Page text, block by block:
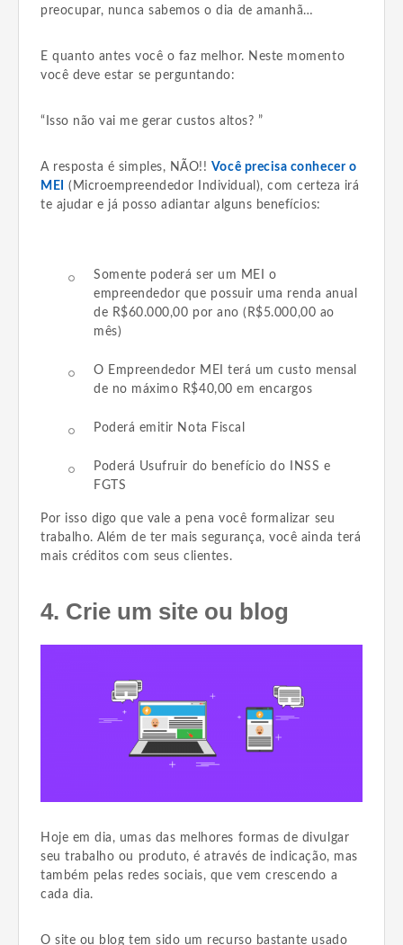
preocupar, nunca sabemos o dia de amanhã…
E quanto antes você o faz melhor. Neste momento
você deve estar se perguntando:
“Isso não vai me gerar custos altos? ”
A resposta é simples, NÃO!! Você precisa conhecer o
MEI
(Microempreendedor Individual), com certeza irá
te ajudar e já posso adiantar alguns benefícios:
Somente poderá ser um MEI o
empreendedor que possuir uma renda anual
de R$60.000,00 por ano (R$5.000,00 ao
mês)
O Empreendedor MEI terá um custo mensal
de no máximo R$40,00 em encargos
Poderá emitir Nota Fiscal
Poderá Usufruir do benefício do INSS e
FGTS
Por isso digo que vale a pena você formalizar seu
trabalho. Além de ter mais segurança, você ainda terá
mais créditos com seus clientes.
4. Crie um site ou blog
Hoje em dia, umas das melhores formas de divulgar
seu trabalho ou produto, é através de indicação, mas
também pelas redes sociais, que vem crescendo a
cada dia.
O site ou blog tem sido um recurso bastante usado